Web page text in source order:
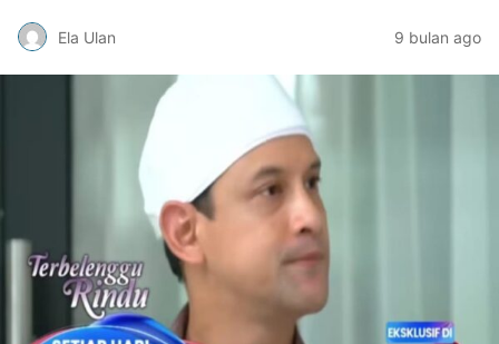
Ela Ulan 9 bulan ago